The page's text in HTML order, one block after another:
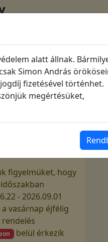
Ft
szállítás
leadott
a következő hét
figyelmüket, hogy
- 2026.09.01
vasárnap éjfélig
belül érkezik
alatt állnak.
Simon András
fizetésével történhet.
megértésüket,